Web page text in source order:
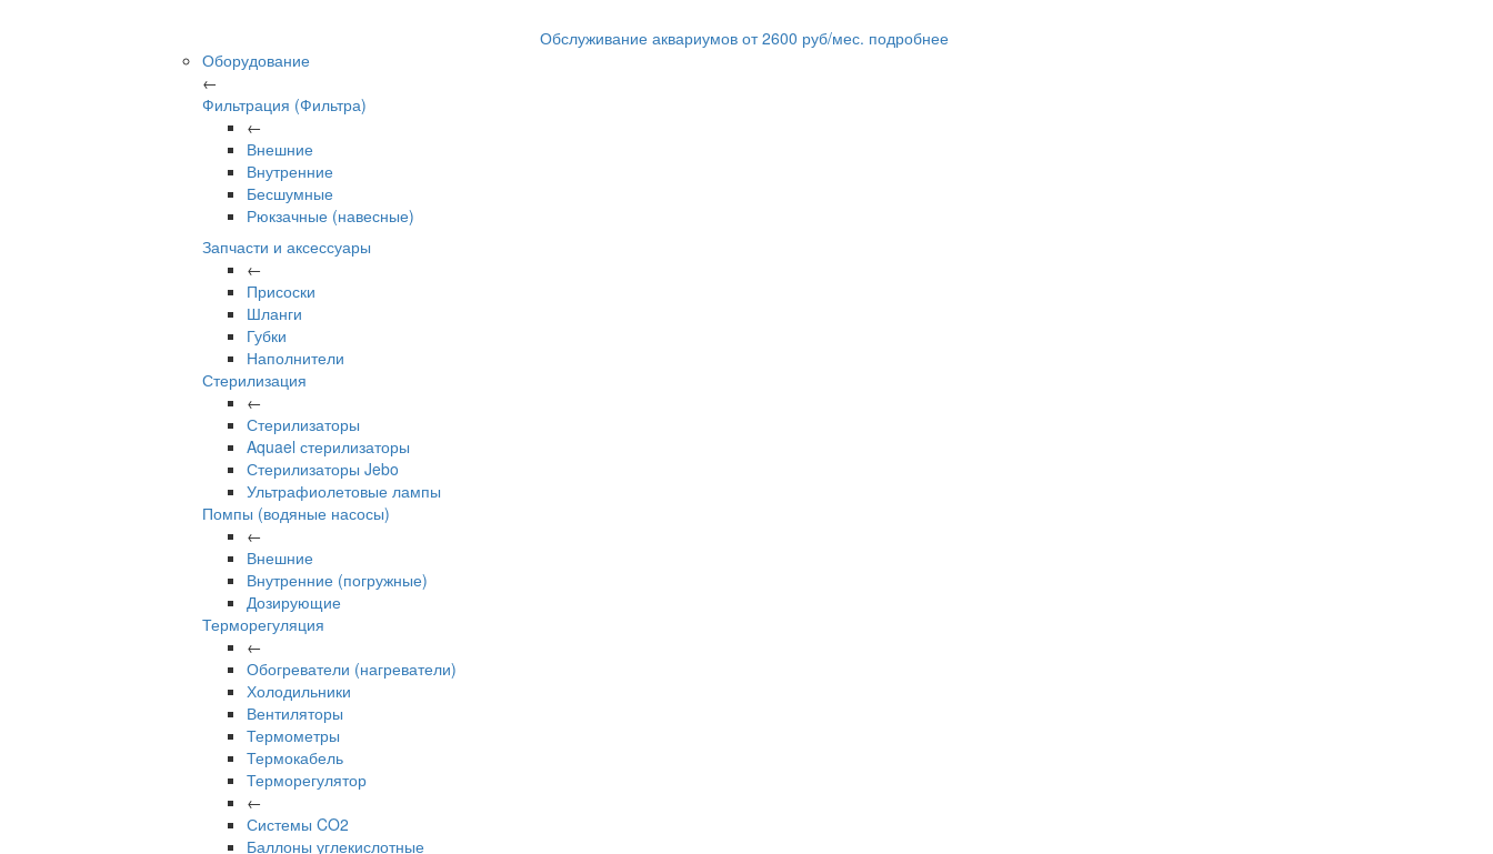
Обслуживание аквариумов от2600 руб/мес. подробнее
Оборудование
←
Фильтрация (Фильтра)
←
Внешние
Внутренние
Бесшумные
Рюкзачные (навесные)
Запчасти и аксессуары
←
Присоски
Шланги
Губки
Наполнители
Стерилизация
←
Стерилизаторы
Aquael стерилизаторы
Стерилизаторы Jebo
Ультрафиолетовые лампы
Помпы (водяные насосы)
←
Внешние
Внутренние (погружные)
Дозирующие
Терморегуляция
←
Обогреватели (нагреватели)
Холодильники
Вентиляторы
Термометры
Термокабель
Терморегулятор
←
Системы CO2
Баллоны углекислотные